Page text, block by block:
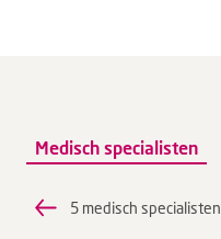
Medisch specialisten
5 medisch specialisten